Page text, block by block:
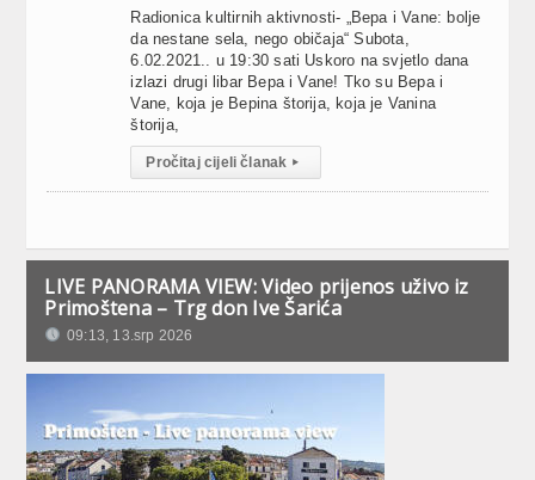
Radionica kultirnih aktivnosti- „Bepa i Vane: bolje
da nestane sela, nego običaja“ Subota,
6.02.2021.. u 19:30 sati Uskoro na svjetlo dana
izlazi drugi libar Bepa i Vane! Tko su Bepa i
Vane, koja je Bepina štorija, koja je Vanina
štorija,
Pročitaj cijeli članak ▸
LIVE PANORAMA VIEW: Video prijenos uživo iz
Primoštena – Trg don Ive Šarića
09:13, 13.srp 2026